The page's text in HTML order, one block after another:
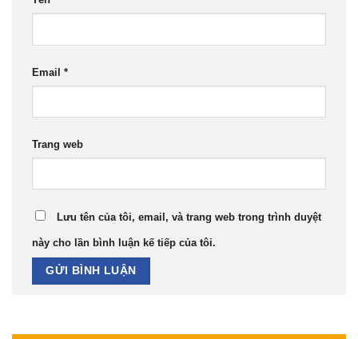
Email *
Trang web
Lưu tên của tôi, email, và trang web trong trình duyệt
này cho lần bình luận kế tiếp của tôi.